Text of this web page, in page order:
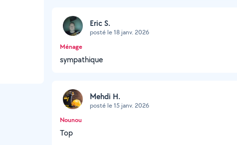
Eric S.
posté le 18 janv. 2026
Ménage
sympathique
Mehdi H.
posté le 15 janv. 2026
Nounou
Top